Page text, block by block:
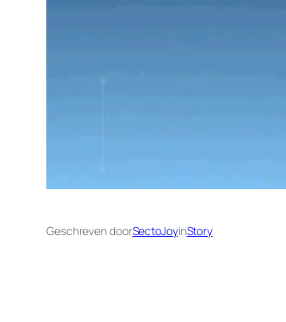
Geschreven doorSectoJoyinStory